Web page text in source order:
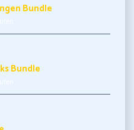
Bundle
Bundle